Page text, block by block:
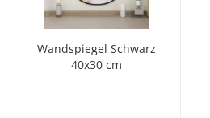
Wandspiegel Schwarz
40x30 cm